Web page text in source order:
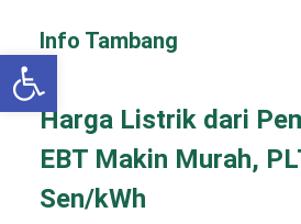
Info Tambang
Harga Listrik dari
EBT Makin Murah,
Sen/kWh
Open toolbar